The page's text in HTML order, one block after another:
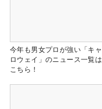
今年も男女プロが強い「キャ
ロウェイ」のニュース一覧は
こちら！